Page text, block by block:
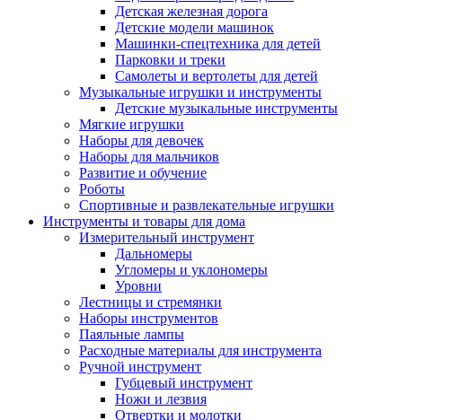
Детская железная дорога
Детские модели машинок
Машинки-спецтехника для детей
Парковки и треки
Самолеты и вертолеты для детей
Музыкальные игрушки и инструменты
Детские музыкальные инструменты
Мягкие игрушки
Наборы для девочек
Наборы для мальчиков
Развитие и обучение
Роботы
Спортивные и развлекательные игрушки
Инструменты и товары для дома
Измерительный инструмент
Дальномеры
Угломеры и уклономеры
Уровни
Лестницы и стремянки
Наборы инструментов
Паяльные лампы
Расходные материалы для инструмента
Ручной инструмент
Губцевый инструмент
Ножи и лезвия
Отвертки и молотки